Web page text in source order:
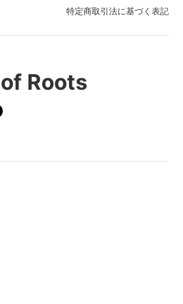
特定商取引法に基づく表記
Roots